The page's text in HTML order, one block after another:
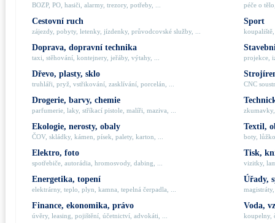
BOZP, PO, hasiči, alarmy, trezory, potřeby, ...
Cestovní ruch
zájezdy, pobyty, letenky, jízdenky, průvodcovské služby, ...
Doprava, dopravní technika
taxi, stěhování, kontejnery, jeřáby, výtahy, ...
Dřevo, plasty, sklo
truhláři, pryž, vstřikování, zasklívání, porcelán, ...
Drogerie, barvy, chemie
parfumerie, laky, stříkací pistole, malíři, maziva, ...
Ekologie, nerosty, obaly
ČOV, skládky, kámen, písek, palety, karton, ...
Elektro, foto
spotřebiče, autorádia, hromosvody, dabing, ...
Energetika, topení
elektrárny, teplo, plyn, kamna, tepelná čerpadla, ...
Finance, ekonomika, právo
úvěry, leasing, pojištění, účetnictví, advokáti, ...
péče o
Sport
projekce,
CNC
Textil,
boty,
Tisk,
vizitky,
Úřady,
Voda,
koupelny,